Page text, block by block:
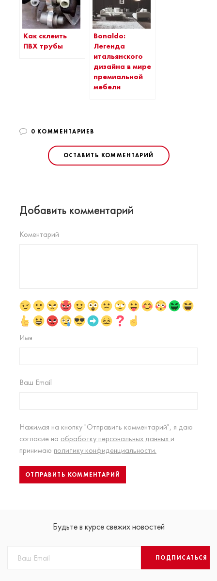
Как склеить
ПВХ трубы
Bonaldo:
Легенда
итальянского
дизайна в мире
премиальной
мебели
0 КОММЕНТАРИЕВ
ОСТАВИТЬ КОММЕНТАРИЙ
Добавить комментарий
Коментарий
Имя
Ваш Email
Нажимая на кнопку "Отправить комментарий", я даю
согласие на обработку персональных данных и
принимаю политику конфиденциальности.
Будьте в курсе свежих новостей
ПОДПИСАТЬСЯ